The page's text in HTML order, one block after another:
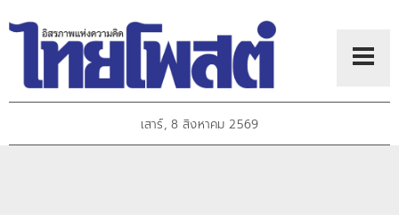
เสาร์, 8 สิงหาคม 2569